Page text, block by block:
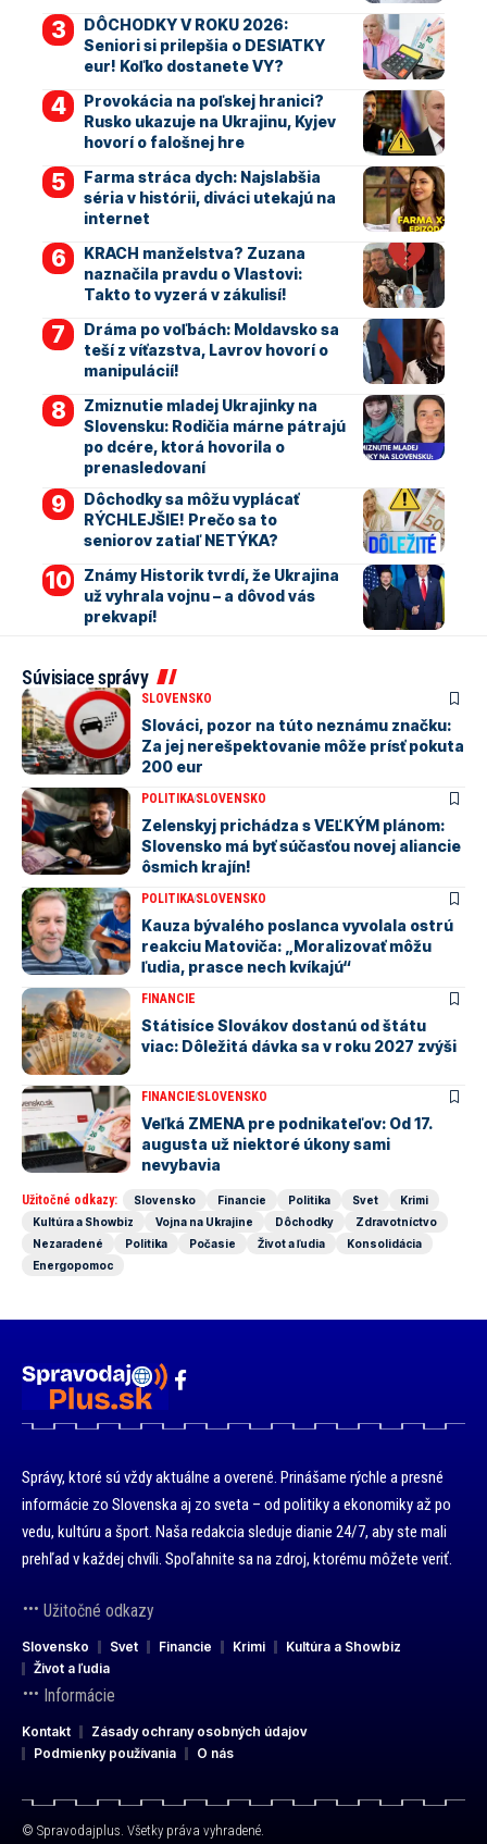
DÔCHODKY V ROKU 2026:
Seniori si prilepšia o DESIATKY
eur! Koľko dostanete VY?
Provokácia na poľskej hranici?
Rusko ukazuje na Ukrajinu, Kyjev
hovorí o falošnej hre
Farma stráca dych: Najslabšia
séria v histórii, diváci utekajú na
internet
KRACH manželstva? Zuzana
naznačila pravdu o Vlastovi:
Takto to vyzerá v zákulisí!
Dráma po voľbách: Moldavsko sa
teší z víťazstva, Lavrov hovorí o
manipulácií!
Zmiznutie mladej Ukrajinky na
Slovensku: Rodičia márne pátrajú
po dcére, ktorá hovorila o
prenasledovaní
Dôchodky sa môžu vyplácať
RÝCHLEJŠIE! Prečo sa to
seniorov zatiaľ NETÝKA?
Známy Historik tvrdí, že Ukrajina
už vyhrala vojnu – a dôvod vás
prekvapí!
Súvisiace správy
SLOVENSKO
Slováci, pozor na túto neznámu značku:
Za jej nerešpektovanie môže prísť pokuta
200 eur
POLITIKASLOVENSKO
Zelenskyj prichádza s VEĽKÝM plánom:
Slovensko má byť súčasťou novej aliancie
ôsmich krajín!
POLITIKASLOVENSKO
Kauza bývalého poslanca vyvolala ostrú
reakciu Matoviča: „Moralizovať môžu
ľudia, prasce nech kvíkajú“
FINANCIE
Státisíce Slovákov dostanú od štátu
viac: Dôležitá dávka sa v roku 2027 zvýši
FINANCIESLOVENSKO
Veľká ZMENA pre podnikateľov: Od 17.
augusta už niektoré úkony sami
nevybavia
Užitočné odkazy: Slovensko Financie Politika Svet
Krimi
Kultúra a Showbiz
Vojna na Ukrajine Dôchodky
Zdravotníctvo
Nezaradené
Politika Počasie Život a ľudia
Konsolidácia
Energopomoc
Správy, ktoré sú vždy aktuálne a overené. Prinášame rýchle a presné
informácie zo Slovenska aj zo sveta – od politiky a ekonomiky až po
vedu, kultúru a šport. Naša redakcia sleduje dianie 24/7, aby ste mali
prehľad v každej chvíli. Spoľahnite sa na zdroj, ktorému môžete veriť.
Užitočné odkazy
Slovensko Svet Financie Krimi
Kultúra a Showbiz
Život a ľudia
Informácie
Kontakt
Zásady ochrany osobných údajov
Podmienky používania
O nás
© Spravodajplus. Všetky práva vyhradené.